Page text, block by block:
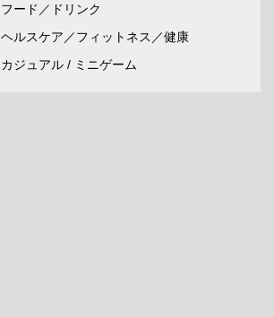
フード／ドリンク
ヘルスケア／フィットネス／健康
カジュアル / ミニゲーム